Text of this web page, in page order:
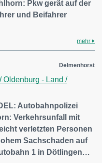
Pkw gerät auf der
und Beifahrer
mehr
Delmenhorst
Oldenburg - Land /
Autobahnpolizei
Verkehrsunfall mit
verletzten Personen
Sachschaden auf
1 in Dötlingen…